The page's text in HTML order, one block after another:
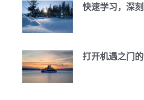
快速学习，深
打开机遇之门